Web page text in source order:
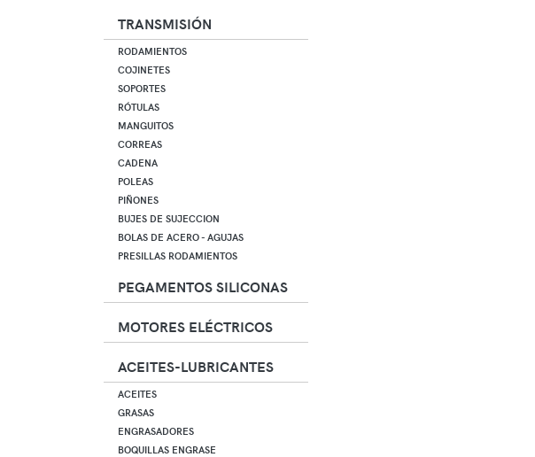
TRANSMISIÓN
RODAMIENTOS
COJINETES
SOPORTES
RÓTULAS
MANGUITOS
CORREAS
CADENA
POLEAS
PIÑONES
BUJES DE SUJECCION
BOLAS DE ACERO - AGUJAS
PRESILLAS RODAMIENTOS
PEGAMENTOS SILICONAS
MOTORES ELÉCTRICOS
ACEITES-LUBRICANTES
ACEITES
GRASAS
ENGRASADORES
BOQUILLAS ENGRASE